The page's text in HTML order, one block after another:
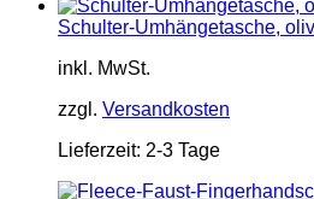
Schulter-Umhängetasche,
inkl. MwSt.
zzgl. Versandkosten
Lieferzeit: 2-3 Tage